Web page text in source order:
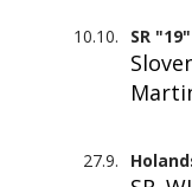
10.10. SR
27.9.